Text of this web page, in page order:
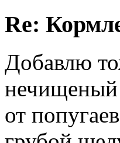
Re:
Добавлю
нечищеный
от